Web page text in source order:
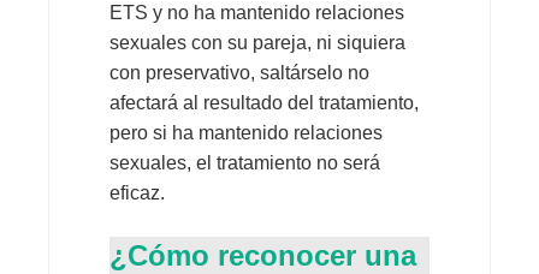
ETS y no ha mantenido relaciones
sexuales con su pareja, ni siquiera
con preservativo, saltárselo no
afectará al resultado del tratamiento,
pero si ha mantenido relaciones
sexuales, el tratamiento no será
eficaz.
¿Cómo reconocer una